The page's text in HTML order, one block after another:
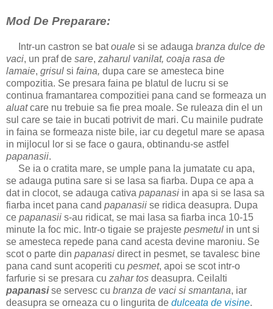
Mod De Preparare:
Intr-un castron se batouale si se adauga branza dulce de
vaci, un praf de sare, zaharul vanilat, coaja rasa de
lamaie, grisul si faina, dupa care se amesteca bine
compozitia. Se presara faina pe blatul de lucru si se
continua framantarea compozitiei pana cand se formeaza un
aluatcare nu trebuie sa fie prea moale. Se ruleaza din el un
sul care se taie in bucati potrivit de mari. Cu mainile pudrate
in faina se formeaza niste bile, iar cu degetul mare se apasa
in mijlocul lor si se face o gaura, obtinandu-se astfel
papanasii.
Se ia o cratita mare, se umple pana la jumatate cu apa,
se adauga putina sare si se lasa sa fiarba. Dupa ce apa a
dat in clocot, se adauga cativa papanasi in apa si se lasa sa
fiarba incet pana cand papanasii se ridica deasupra. Dupa
ce papanasii s-au ridicat, se mai lasa sa fiarba inca 10-15
minute la foc mic. Intr-o tigaie se prajeste pesmetul in unt si
se amesteca repede pana cand acesta devine maroniu. Se
scot o parte din papanasi direct in pesmet, se tavalesc bine
pana cand sunt acoperiti cu pesmet, apoi se scot intr-o
farfurie si se presara cu zahar tos deasupra. Ceilalti
papanasise servesc cu branza de vaci si smantana, iar
deasupra se orneaza cu o lingurita de dulceata de visine.